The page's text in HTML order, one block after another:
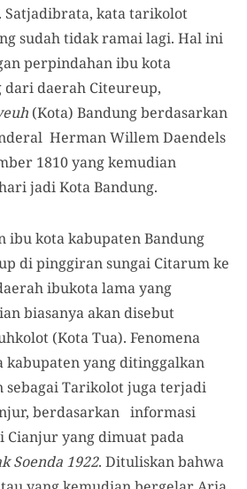
Satjadibrata, kata tarikolot
sudah tidak ramai lagi. Hal ini
perpindahan ibu kota
dari daerah Citeureup,
(Kota) Bandung berdasarkan
Herman Willem Daendels
1810 yang kemudian
jadi Kota Bandung.
ibu kota kabupaten Bandung
di pinggiran sungai Citarum ke
ibukota lama yang
biasanya akan disebut
(Kota Tua). Fenomena
kabupaten yang ditinggalkan
sebagai Tarikolot juga terjadi
berdasarkan informasi
Cianjur yang dimuat pada
Soenda 1922. Dituliskan bahwa